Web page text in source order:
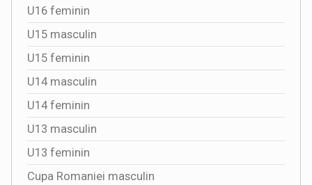
U16 feminin
U15 masculin
U15 feminin
U14 masculin
U14 feminin
U13 masculin
U13 feminin
Cupa Romaniei masculin